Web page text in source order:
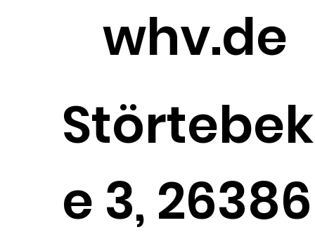
whv.de
e 3, 26386